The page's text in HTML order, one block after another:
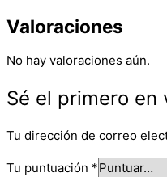
Valoraciones
No hay valoraciones aún.
Sé el primero en
Tu dirección de correo
Tu puntuación *